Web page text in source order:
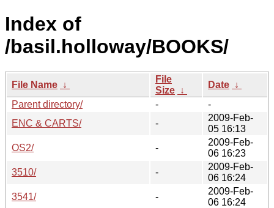
Index of
/basil.holloway/BOOKS/
File Name ↓
File
Size ↓
Date ↓
Parent directory/
-
-
ENC & CARTS/
-
2009-Feb-
05 16:13
OS2/
-
2009-Feb-
06 16:23
3510/
-
2009-Feb-
06 16:24
3541/
-
2009-Feb-
06 16:24